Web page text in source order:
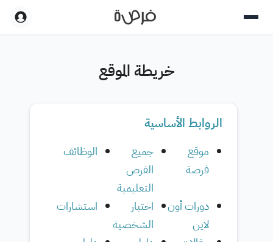
خريطة الموقع
الروابط الأساسية
موقع
فرصة
جميع
الفرص
التعليمية
الوظائف
دورات أون
لاين
اختبار
الشخصية
استشارات